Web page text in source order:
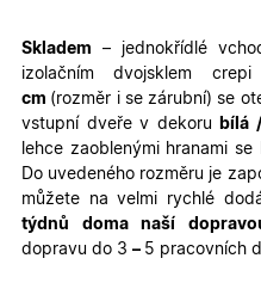
Skladem – jednokřídlé
izolačním dvojsklem
cm (rozměr i se zárubní) se
vstupní dveře v dekoru
bílá
lehce zaoblenými hranami
Do uvedeného rozměru je
můžete na velmi rychlé
týdnů doma naší
dopravu do 3 – 5 pracovních